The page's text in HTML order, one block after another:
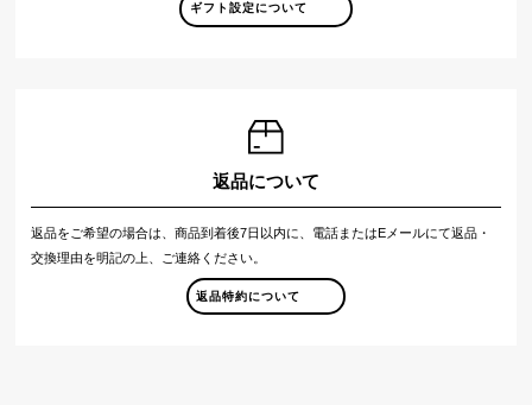
ギフト設定について
返品について
返品をご希望の場合は、商品到着後7日以内に、電話またはEメールにて返品・
交換理由を明記の上、ご連絡ください。
返品特約について